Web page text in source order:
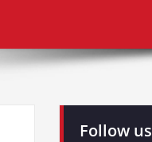
Follow us